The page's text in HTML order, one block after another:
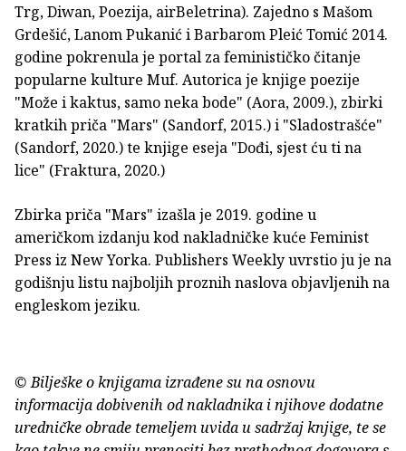
Trg, Diwan, Poezija, airBeletrina). Zajedno s Mašom
Grdešić, Lanom Pukanić i Barbarom Pleić Tomić 2014.
godine pokrenula je portal za feminističko čitanje
popularne kulture Muf. Autorica je knjige poezije
"Može i kaktus, samo neka bode" (Aora, 2009.), zbirki
kratkih priča "Mars" (Sandorf, 2015.) i "Sladostrašće"
(Sandorf, 2020.) te knjige eseja "Dođi, sjest ću ti na
lice" (Fraktura, 2020.)
Zbirka priča "Mars" izašla je 2019. godine u
američkom izdanju kod nakladničke kuće Feminist
Press iz New Yorka. Publishers Weekly uvrstio ju je na
godišnju listu najboljih proznih naslova objavljenih na
engleskom jeziku.
© Bilješke o knjigama izrađene su na osnovu
informacija dobivenih od nakladnika i njihove dodatne
uredničke obrade temeljem uvida u sadržaj knjige, te se